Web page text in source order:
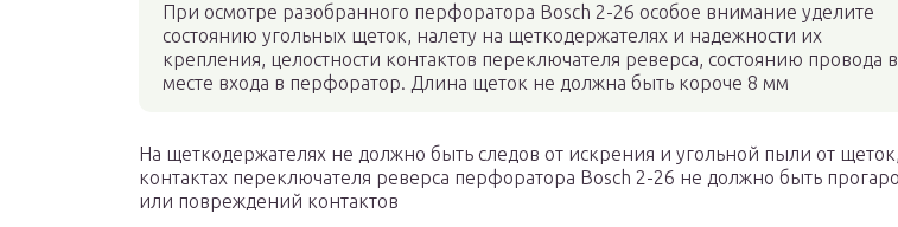
При осмотре разобранного перфоратора Bosch 2-26 особое внимание уделите
состоянию угольных щеток, налету на щеткодержателях и надежности их
крепления, целостности контактов переключателя реверса, состоянию провода в
месте входа в перфоратор. Длина щеток не должна быть короче 8 мм
На щеткодержателях не должно быть следов от искрения и угольной пыли от
контактах переключателя реверса перфоратора Bosch 2-26 не должно быть
или повреждений контактов